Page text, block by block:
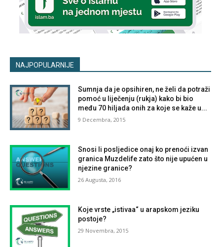
NAJPOPULARNIJE
Sumnja da je opsihiren, ne želi da potraži
pomoć u liječenju (rukja) kako bi bio
među 70 hiljada onih za koje se kaže u...
9 Decembra, 2015
Snosi li posljedice onaj ko prenoći izvan
granica Muzdelife zato što nije upućen u
njezine granice?
26 Augusta, 2016
Koje vrste „istivaa“ u arapskom jeziku
postoje?
29 Novembra, 2015